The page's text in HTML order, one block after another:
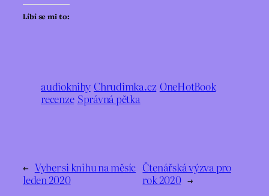
Líbí se mi to:
audioknihy Chrudimka.cz OneHotBook
recenze Správná pětka
← Vyber si knihu na měsíc
leden 2020
Čtenářská výzva pro
rok 2020 →